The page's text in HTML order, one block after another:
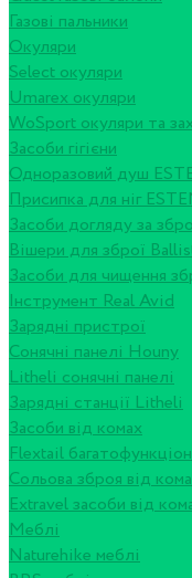
Газові пальники
Окуляри
Select окуляри
Umarex окуляри
WoSport окуляри та
Засоби гігієни
Одноразовий душ
Присипка для ніг
Засоби догляду за
Вішери для зброї
Засоби для чищення
Інструмент Real Avid
Зарядні пристрої
Сонячні панелі Houny
Litheli сонячні панелі
Зарядні станції Litheli
Засоби від комах
Flextail
Сольова зброя від
Extravel засоби від
Меблі
Naturehike меблі